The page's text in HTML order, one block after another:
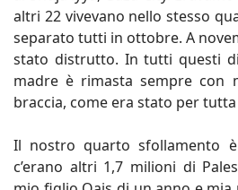
altri 22 vivevano nello stesso
separato tutti in ottobre. A
stato distrutto. In tutti questi
madre è rimasta sempre con
braccia, come era stato per
Il nostro quarto sfollamento
c’erano altri 1,7 milioni di